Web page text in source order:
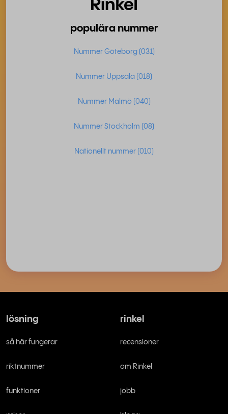
populära nummer
Nummer Göteborg (031)
Nummer Uppsala (018)
Nummer Malmö (040)
Nummer Stockholm (08)
Nationellt nummer (010)
lösning
så här fungerar
riktnummer
funktioner
rinkel
recensioner
om Rinkel
jobb